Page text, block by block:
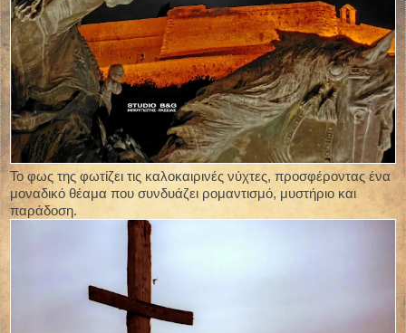
Το φως της φωτίζει τις καλοκαιρινές νύχτες, προσφέροντας ένα
μοναδικό θέαμα που συνδυάζει ρομαντισμό, μυστήριο και
παράδοση.